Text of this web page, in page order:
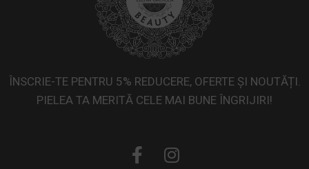
ÎNSCRIE-TE PENTRU 5% REDUCERE, OFERTE ȘI NOUTĂȚI.
PIELEA TA MERITĂ CELE MAI BUNE ÎNGRIJIRI!